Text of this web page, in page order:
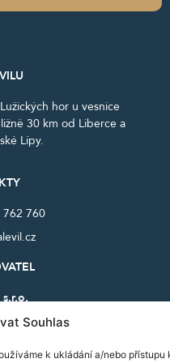
Souhlas
k ukládání a/nebo přístupu
hor u vesnice
30 km od Liberce a
Lípy.
760
280,
v Podještědí